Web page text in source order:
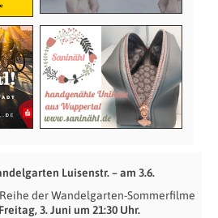
Luisenstr. – am 3.6.
der Wandelgarten-Sommerfilme
Freitag, 3. Juni um 21:30 Uhr.